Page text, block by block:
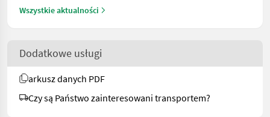
Wszystkie aktualności
Dodatkowe usługi
arkusz danych PDF
Czy są Państwo zainteresowani transportem?